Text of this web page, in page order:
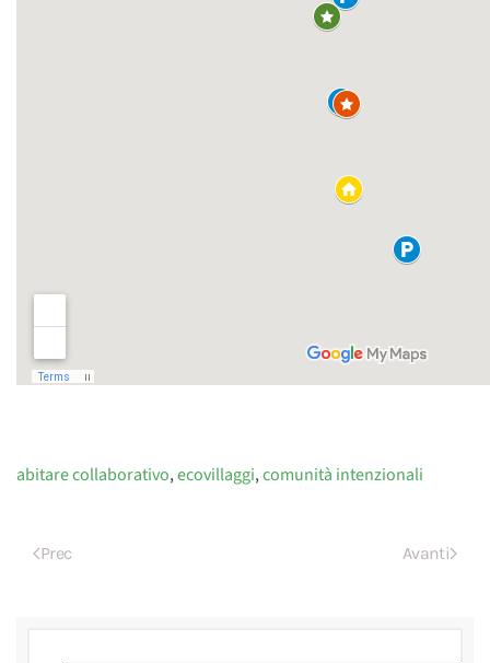
abitare collaborativo,ecovillaggi,comunità intenzionali
Prec Avanti